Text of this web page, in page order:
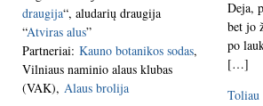
draugija“, aludarių draugija
“Atviras alus”
Partneriai: Kauno botanikos sodas,
Vilniaus naminio alaus klubas
(VAK), Alaus brolija
Deja,
bet jo
po
[…]
Toliau